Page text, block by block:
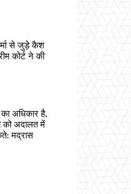
से जुड़े कैश
कोर्ट ने की
का अधिकार है,
को अदालत में
मद्रास